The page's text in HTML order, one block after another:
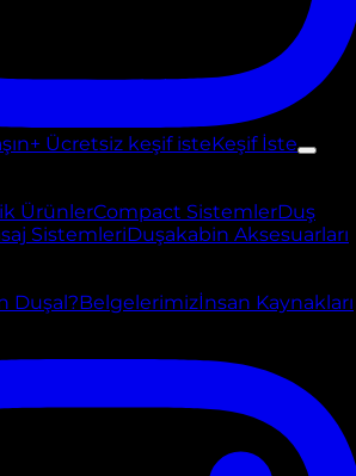
+ Ücretsiz keşif isteKeşif İste
ÜrünlerCompact SistemlerDuş
SistemleriDuşakabin Aksesuarları
Duşal?Belgelerimizİnsan Kaynakları